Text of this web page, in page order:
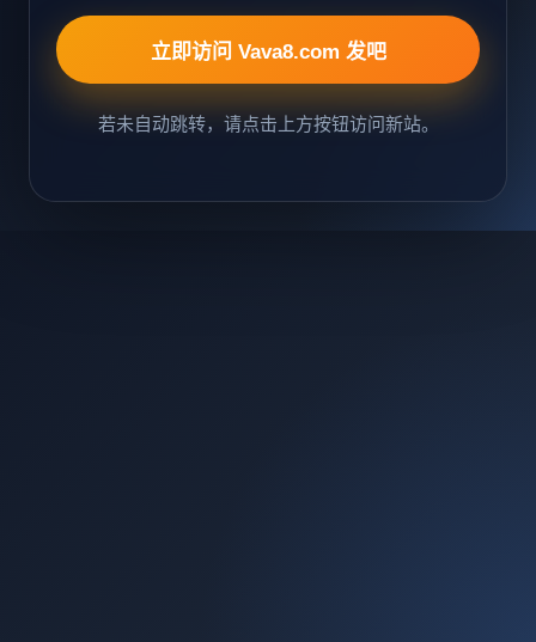
立即访问 Vava8.com 发吧
若未自动跳转，请点击上方按钮访问新站。